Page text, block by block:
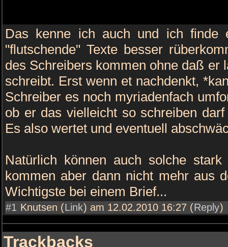
Das kenne ich auch und ich finde
"flutschende" Texte besser
des Schreibers kommen ohne daß er
schreibt. Erst wenn et nachdenkt,
Schreiber es noch myriadenfach
ob er das vielleicht so schreiben
Es also wertet und eventuell
Natürlich können auch solche
kommen aber dann nicht mehr aus
Wichtigste bei einem Brief...
#1 Knutsen (Link) am 12.02.2010 16:27 (Reply)
Trackbacks